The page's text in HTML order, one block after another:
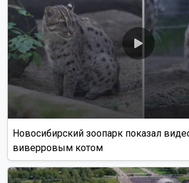
Новосибирский зоопарк показал
виверровым котом